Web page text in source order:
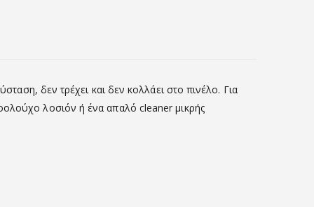
δεν τρέχει και δεν κολλάει στο πινέλο. Για
λοσιόν ή ένα απαλό cleaner μικρής